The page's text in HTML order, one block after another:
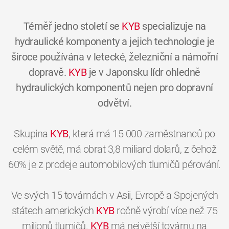
Téměř jedno století se KYBspecializuje na
hydraulické komponenty a jejich technologie je
široce používána v letecké, železniční a námořní
dopravě. KYBje v Japonsku lídr ohledně
hydraulických komponentů nejen pro dopravní
odvětví.
Skupina KYB, která má 15 000 zaměstnanců po
celém světě, má obrat 3,8 miliard dolarů, z čehož
60% je z prodeje automobilových tlumičů pérování.
Ve svých 15 továrnách v Asii, Evropě a Spojených
státech amerických KYBročně výrobí více než 75
milionů tlumičů. KYBmá největší továrnu na